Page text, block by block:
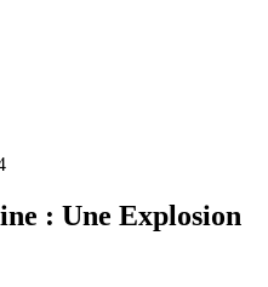
: Une Explosion